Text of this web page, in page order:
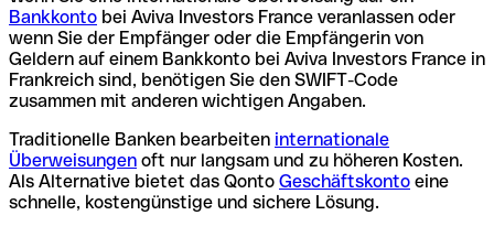
Bankkonto bei Aviva Investors France veranlassen oder
wenn Sie der Empfänger oder die Empfängerin von
Geldern auf einem Bankkonto bei Aviva Investors France in
Frankreich sind, benötigen Sie den SWIFT-Code
zusammen mit anderen wichtigen Angaben.
Traditionelle Banken bearbeiten internationale
Überweisungen oft nur langsam und zu höheren Kosten.
Als Alternative bietet das Qonto Geschäftskonto eine
schnelle, kostengünstige und sichere Lösung.